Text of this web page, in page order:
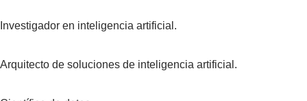
Investigador en inteligencia artificial.
Arquitecto de soluciones de inteligencia artificial.